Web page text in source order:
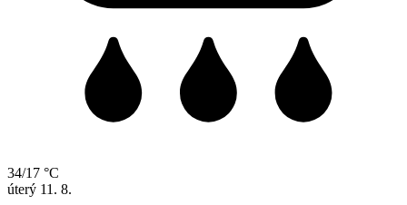
34/17 °C
úterý 11. 8.